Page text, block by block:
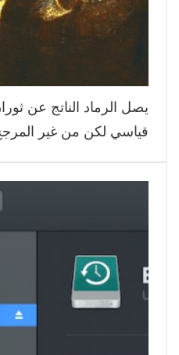
يصل الرماد الناتج عن
قياسي لكن من غير المرجح